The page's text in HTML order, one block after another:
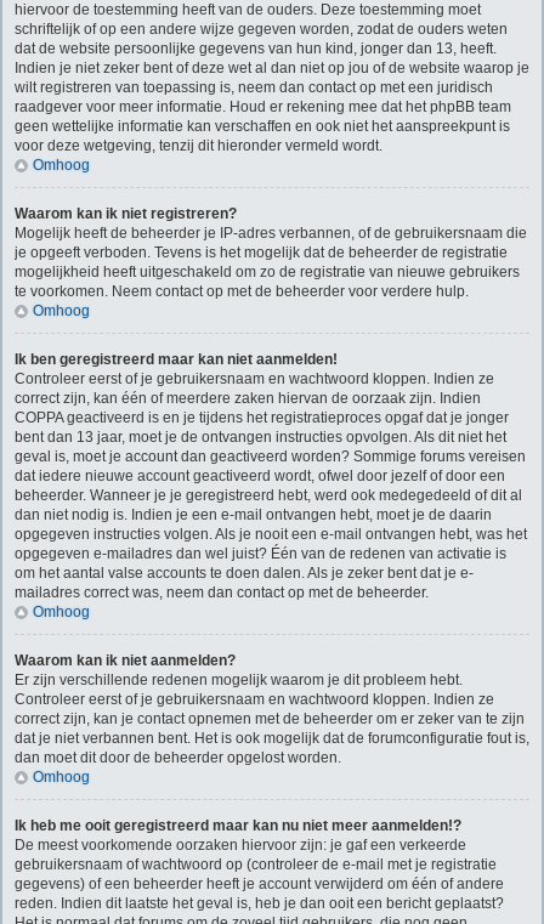
hiervoor de toestemming heeft van de ouders. Deze toestemming moet
schriftelijk of op een andere wijze gegeven worden, zodat de ouders weten
dat de website persoonlijke gegevens van hun kind, jonger dan 13, heeft.
Indien je niet zeker bent of deze wet al dan niet op jou of de website waarop je
wilt registreren van toepassing is, neem dan contact op met een juridisch
raadgever voor meer informatie. Houd er rekening mee dat het phpBB team
geen wettelijke informatie kan verschaffen en ook niet het aanspreekpunt is
voor deze wetgeving, tenzij dit hieronder vermeld wordt.
Omhoog
Waarom kan ik niet registreren?
Mogelijk heeft de beheerder je IP-adres verbannen, of de gebruikersnaam die
je opgeeft verboden. Tevens is het mogelijk dat de beheerder de registratie
mogelijkheid heeft uitgeschakeld om zo de registratie van nieuwe gebruikers
te voorkomen. Neem contact op met de beheerder voor verdere hulp.
Omhoog
Ik ben geregistreerd maar kan niet aanmelden!
Controleer eerst of je gebruikersnaam en wachtwoord kloppen. Indien ze
correct zijn, kan één of meerdere zaken hiervan de oorzaak zijn. Indien
COPPA geactiveerd is en je tijdens het registratieproces opgaf dat je jonger
bent dan 13 jaar, moet je de ontvangen instructies opvolgen. Als dit niet het
geval is, moet je account dan geactiveerd worden? Sommige forums vereisen
dat iedere nieuwe account geactiveerd wordt, ofwel door jezelf of door een
beheerder. Wanneer je je geregistreerd hebt, werd ook medegedeeld of dit al
dan niet nodig is. Indien je een e-mail ontvangen hebt, moet je de daarin
opgegeven instructies volgen. Als je nooit een e-mail ontvangen hebt, was het
opgegeven e-mailadres dan wel juist? Één van de redenen van activatie is
om het aantal valse accounts te doen dalen. Als je zeker bent dat je e-
mailadres correct was, neem dan contact op met de beheerder.
Omhoog
Waarom kan ik niet aanmelden?
Er zijn verschillende redenen mogelijk waarom je dit probleem hebt.
Controleer eerst of je gebruikersnaam en wachtwoord kloppen. Indien ze
correct zijn, kan je contact opnemen met de beheerder om er zeker van te zijn
dat je niet verbannen bent. Het is ook mogelijk dat de forumconfiguratie fout is,
dan moet dit door de beheerder opgelost worden.
Omhoog
Ik heb me ooit geregistreerd maar kan nu niet meer aanmelden!?
De meest voorkomende oorzaken hiervoor zijn: je gaf een verkeerde
gebruikersnaam of wachtwoord op (controleer de e-mail met je registratie
gegevens) of een beheerder heeft je account verwijderd om één of andere
reden. Indien dit laatste het geval is, heb je dan ooit een bericht geplaatst?